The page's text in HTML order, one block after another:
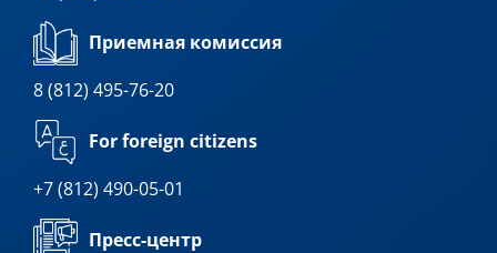
Приемная комиссия
8 (812) 495-76-20
For foreign citizens
+7 (812) 490-05-01
Пресс-центр